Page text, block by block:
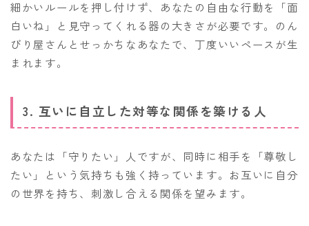
細かいルールを押し付けず、あなたの自由な行動を「面
白いね」と見守ってくれる器の大きさが必要です。のん
びり屋さんとせっかちなあなたで、丁度いいペースが生
まれます。
3. 互いに自立した対等な関係を築ける人
あなたは「守りたい」人ですが、同時に相手を「尊敬し
たい」という気持ちも強く持っています。お互いに自分
の世界を持ち、刺激し合える関係を望みます。